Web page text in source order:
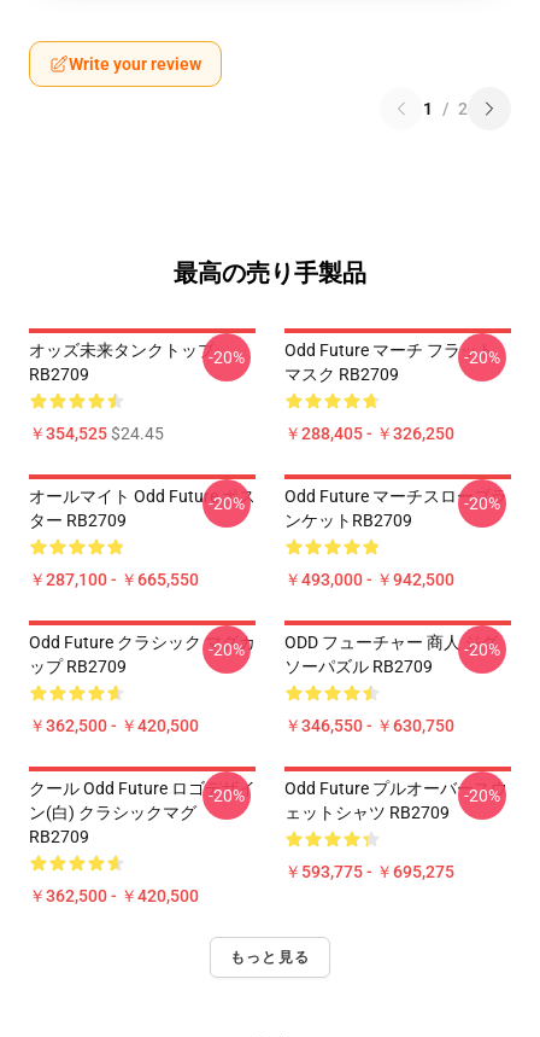
Write your review
1 / 2
最高の売り手製品
オッズ未来タンクトップ
RB2709
￥354,525$24.45
-20%
Odd Future マーチ フラット
マスク RB2709
￥288,405 - ￥326,250
-20%
オールマイト Odd Future ポス
ター RB2709
￥287,100 - ￥665,550
-20%
Odd Future マーチスローブラ
ンケットRB2709
￥493,000 - ￥942,500
-20%
Odd Future クラシック マグカ
ップ RB2709
￥362,500 - ￥420,500
-20%
ODD フューチャー 商人 ジグ
ソーパズル RB2709
￥346,550 - ￥630,750
-20%
クール Odd Future ロゴデザイ
ン(白) クラシックマグ
RB2709
￥362,500 - ￥420,500
-20%
Odd Future プルオーバースウ
ェットシャツ RB2709
￥593,775 - ￥695,275
-20%
もっと見る